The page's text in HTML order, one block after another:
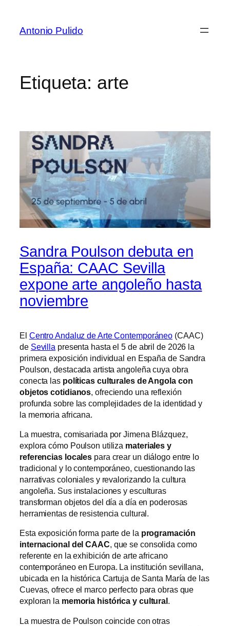
Antonio Pulido
Etiqueta: arte
Sandra Poulson debuta en
España: CAAC Sevilla
expone arte angoleño hasta
noviembre
El Centro Andaluz de Arte Contemporáneo (CAAC)
de Sevilla presenta hasta el 5 de abril de 2026 la
primera exposición individual en España de Sandra
Poulson, destacada artista angoleña cuya obra
conecta las políticas culturales de Angola con
objetos cotidianos, ofreciendo una reflexión
profunda sobre las complejidades de la identidad y
la memoria africana.
La muestra, comisariada por Jimena Blázquez,
explora cómo Poulson utiliza materiales y
referencias locales para crear un diálogo entre lo
tradicional y lo contemporáneo, cuestionando las
narrativas coloniales y revalorizando la cultura
angoleña. Sus instalaciones y esculturas
transforman objetos del día a día en poderosas
herramientas de resistencia cultural.
Esta exposición forma parte de la programación
internacional del CAAC, que se consolida como
referente en la exhibición de arte africano
contemporáneo en Europa. La institución sevillana,
ubicada en la histórica Cartuja de Santa María de las
Cuevas, ofrece el marco perfecto para obras que
exploran la memoria histórica y cultural .
La muestra de Poulson coincide con otras